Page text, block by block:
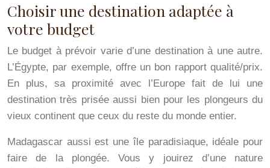
Choisir une destination adaptée à
votre budget
Le budget à prévoir varie d’une destination à une autre.
L’Égypte, par exemple, offre un bon rapport qualité/prix.
En plus, sa proximité avec l’Europe fait de lui une
destination très prisée aussi bien pour les plongeurs du
vieux continent que ceux du reste du monde entier.
Madagascar aussi est une île paradisiaque, idéale pour
faire de la plongée. Vous y jouirez d’une nature